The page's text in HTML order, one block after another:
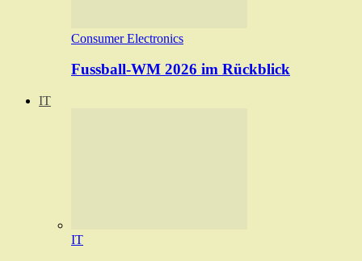
Consumer Electronics
Fussball-WM 2026 im Rückblick
IT
IT